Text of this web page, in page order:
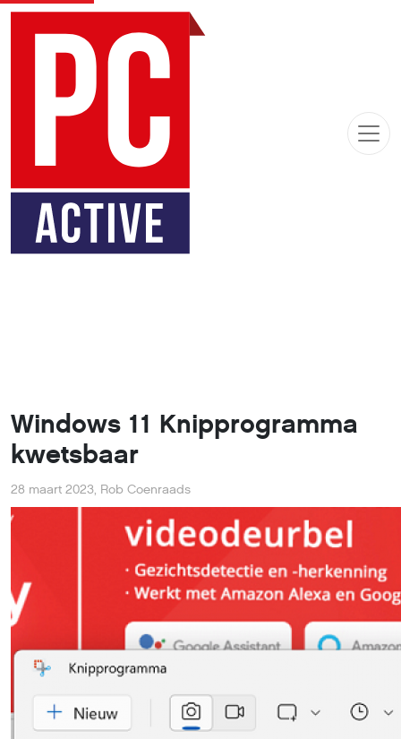
Windows 11 Knipprogramma
kwetsbaar
28 maart 2023, Rob Coenraads